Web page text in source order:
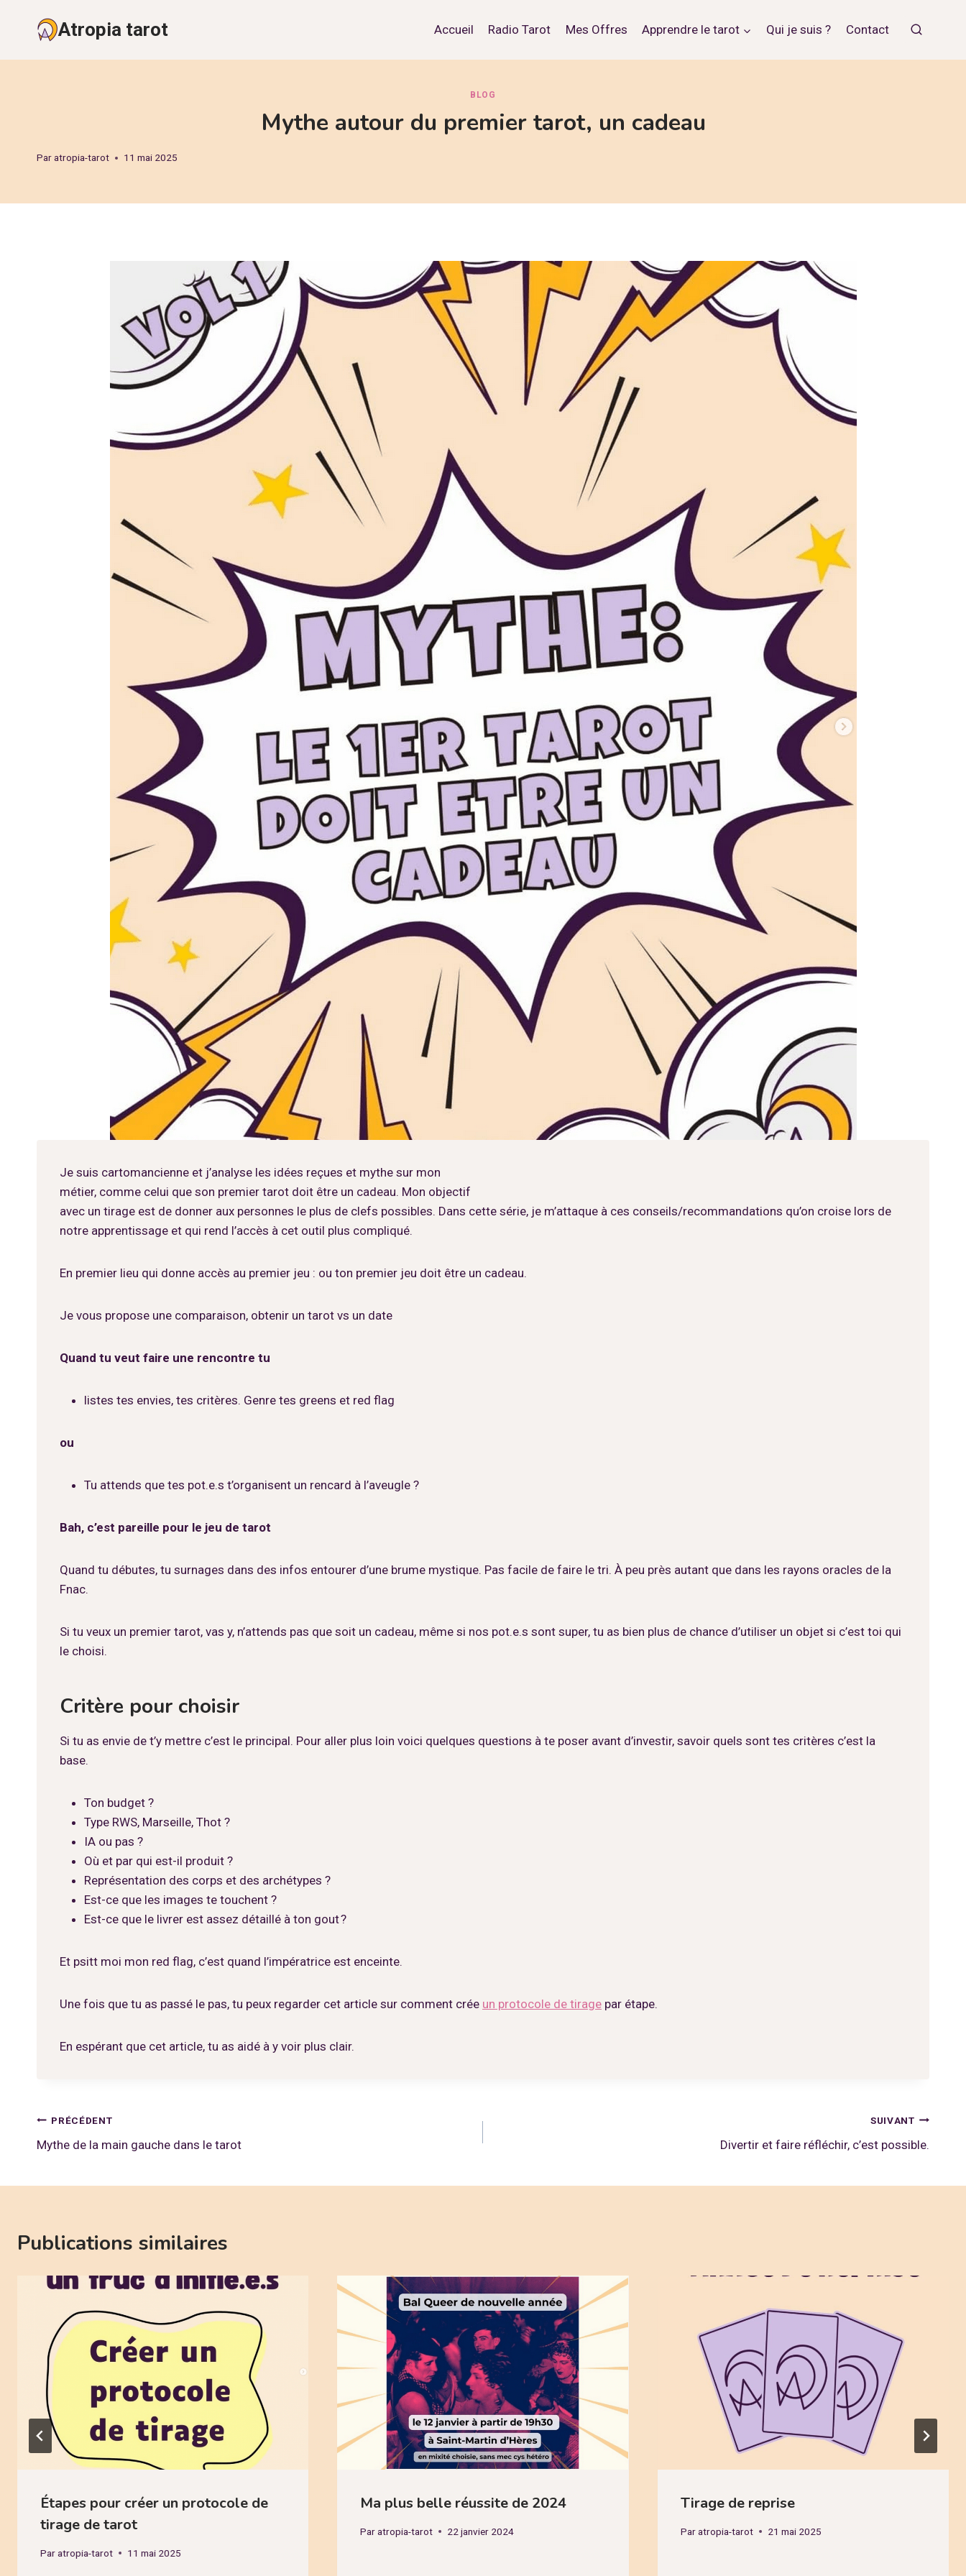
Atropia tarot Accueil Radio Tarot Mes Offres Apprendre le tarot Qui je suis ? Contact
BLOG
Mythe autour du premier tarot, un cadeau
Paratropia-tarot 11 mai 2025
Je suis cartomancienne et j’analyse les idées reçues et mythe sur mon
métier, comme celui que son premier tarot doit être un cadeau. Mon objectif
avec un tirage est de donner aux personnes le plus de clefs possibles. Dans cette série, je m’attaque à ces conseils/recommandations qu’on croise lors de
notre apprentissage et qui rend l’accès à cet outil plus compliqué.
En premier lieu qui donne accès au premier jeu : ou ton premier jeu doit être un cadeau.
Je vous propose une comparaison, obtenir un tarot vs un date
Quand tu veut faire une rencontre tu
listes tes envies, tes critères. Genre tes greens et red flag
ou
Tu attends que tes pot.e.s t’organisent un rencard à l’aveugle ?
Bah, c’est pareille pour le jeu de tarot
Quand tu débutes, tu surnages dans des infos entourer d’une brume mystique. Pas facile de faire le tri. À peu près autant que dans les rayons oracles de la
Fnac.
Si tu veux un premier tarot, vas y, n’attends pas que soit un cadeau, même si nos pot.e.s sont super, tu as bien plus de chance d’utiliser un objet si c’est toi qui
le choisi.
Critère pour choisir
Si tu as envie de t’y mettre c’est le principal. Pour aller plus loin voici quelques questions à te poser avant d’investir, savoir quels sont tes critères c’est la
base.
Ton budget ?
Type RWS, Marseille, Thot ?
IA ou pas ?
Où et par qui est-il produit ?
Représentation des corps et des archétypes ?
Est-ce que les images te touchent ?
Est-ce que le livrer est assez détaillé à ton gout ?
Et psitt moi mon red flag, c’est quand l’impératrice est enceinte.
Une fois que tu as passé le pas, tu peux regarder cet article sur comment crée un protocole de tirage par étape.
En espérant que cet article, tu as aidé à y voir plus clair.
Navigation
de
l’article
PRÉCÉDENT
Mythe de la main gauche dans le tarot
SUIVANT
Divertir et faire réfléchir, c’est possible.
Publications similaires
Étapes pour créer un protocole de
tirage de tarot
Paratropia-tarot 11 mai 2025
Ma plus belle réussite de 2024
Par atropia-tarot 22 janvier 2024
Tirage de reprise
Par atropia-tarot 21 mai 2025